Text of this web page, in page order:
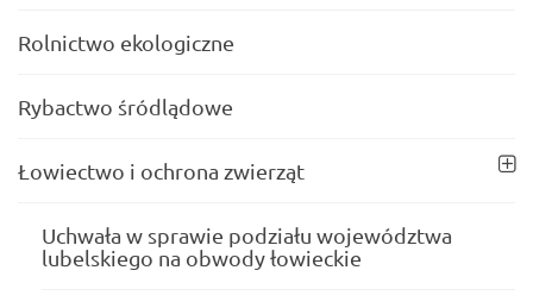
Rolnictwo ekologiczne
Rybactwo śródlądowe
Łowiectwo i ochrona zwierząt
Uchwała w sprawie podziału województwa
lubelskiego na obwody łowieckie